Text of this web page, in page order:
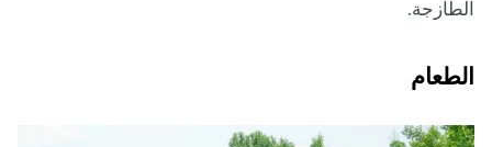
الطازجة.
الطعام